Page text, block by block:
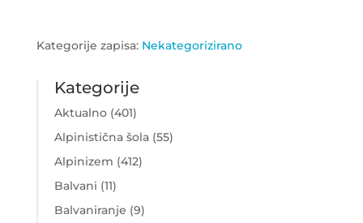
Kategorije zapisa: Nekategorizirano
Kategorije
Aktualno(401)
Alpinistična šola(55)
Alpinizem (412)
Balvani (11)
Balvaniranje (9)